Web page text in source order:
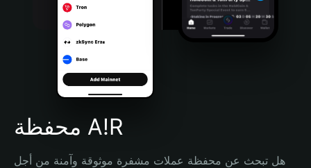
Português (Brasil)
Español (Argentina)
محفظة A!R
هل تبحث عن محفظة عملات مشفرة موثوقة وآمنة من أجل